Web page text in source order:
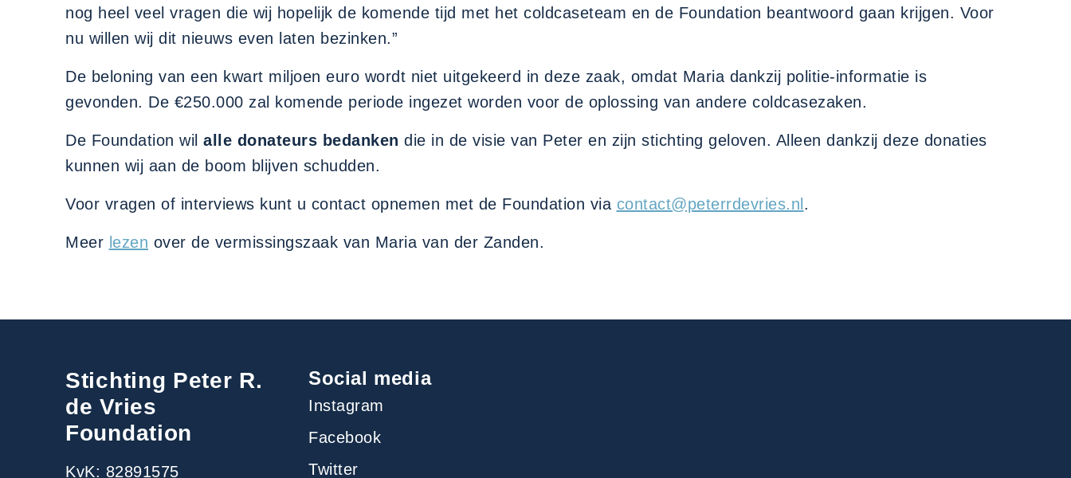
nog heel veel vragen die wij hopelijk de komende tijd met het coldcaseteam en de Foundation beantwoord gaan krijgen. Voor
nu willen wij dit nieuws even laten bezinken.”
De beloning van een kwart miljoen euro wordt niet uitgekeerd in deze zaak, omdat Maria dankzij politie-informatie is
gevonden. De €250.000 zal komende periode ingezet worden voor de oplossing van andere coldcasezaken.
De Foundation wil alle donateurs bedanken die in de visie van Peter en zijn stichting geloven. Alleen dankzij deze donaties
kunnen wij aan de boom blijven schudden.
Voor vragen of interviews kunt u contact opnemen met de Foundation via contact@peterrdevries.nl .
Meer lezen over de vermissingszaak van Maria van der Zanden.
Stichting Peter R.
de Vries
Foundation
KvK: 82891575
Social media
Instagram
Facebook
Twitter